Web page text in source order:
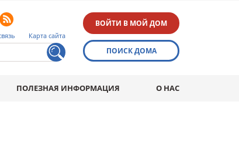
Карта сайта
ВОЙТИ В МОЙ ДОМ
ПОИСК ДОМА
ПОЛЕЗНАЯ ИНФОРМАЦИЯ О НАС